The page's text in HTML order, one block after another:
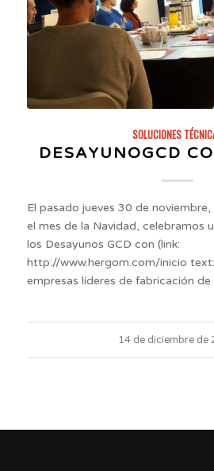
SOLUCIONES
DESAYUNOGCD
El pasado jueves 30 de
el mes de la Navidad, celebramos
los Desayunos GCD con (link:
http://www.hergom.com/inicio
empresas líderes de fabricación
14 de diciembre de